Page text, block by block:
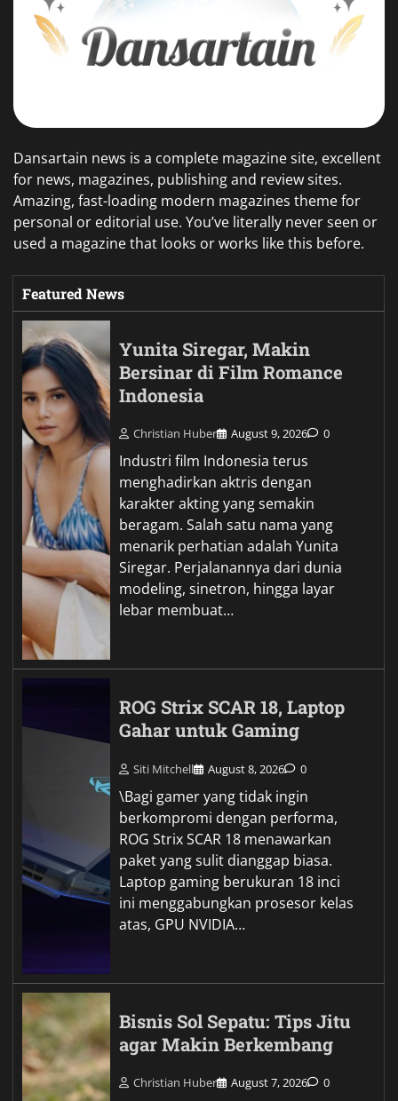
Dansartain news is a complete magazine site, excellent
for news, magazines, publishing and review sites.
Amazing, fast-loading modern magazines theme for
personal or editorial use. You’ve literally never seen or
used a magazine that looks or works like this before.
Featured News
Yunita Siregar, Makin
Bersinar di Film Romance
Indonesia
Christian Huber August 9, 2026 0
Industri film Indonesia terus
menghadirkan aktris dengan
karakter akting yang semakin
beragam. Salah satu nama yang
menarik perhatian adalah Yunita
Siregar. Perjalanannya dari dunia
modeling, sinetron, hingga layar
lebar membuat…
ROG Strix SCAR 18, Laptop
Gahar untuk Gaming
Siti Mitchell August 8, 2026 0
\Bagi gamer yang tidak ingin
berkompromi dengan performa,
ROG Strix SCAR 18 menawarkan
paket yang sulit dianggap biasa.
Laptop gaming berukuran 18 inci
ini menggabungkan prosesor kelas
atas, GPU NVIDIA…
Bisnis Sol Sepatu: Tips Jitu
agar Makin Berkembang
Christian Huber August 7, 2026 0